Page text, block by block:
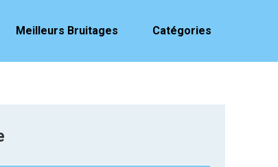
Meilleurs Bruitages Catégories